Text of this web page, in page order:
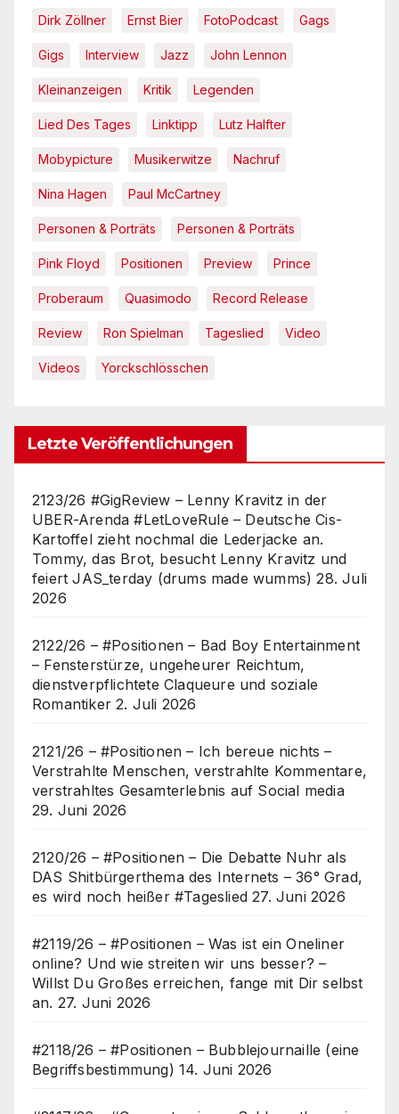
Dirk Zöllner Ernst Bier FotoPodcast Gags
Gigs Interview Jazz John Lennon
Kleinanzeigen Kritik Legenden
Lied Des Tages Linktipp Lutz Halfter
Mobypicture Musikerwitze Nachruf
Nina Hagen Paul McCartney
Personen & Porträts Personen & Porträts
Pink Floyd Positionen Preview Prince
Proberaum Quasimodo Record Release
Review Ron Spielman Tageslied Video
Videos Yorckschlösschen
Letzte Veröffentlichungen
2123/26 #GigReview – Lenny Kravitz in der
UBER-Arenda #LetLoveRule – Deutsche Cis-
Kartoffel zieht nochmal die Lederjacke an.
Tommy, das Brot, besucht Lenny Kravitz und
feiert JAS_terday (drums made wumms) 28. Juli
2026
2122/26 – #Positionen – Bad Boy Entertainment
– Fensterstürze, ungeheurer Reichtum,
dienstverpflichtete Claqueure und soziale
Romantiker 2. Juli 2026
2121/26 – #Positionen – Ich bereue nichts –
Verstrahlte Menschen, verstrahlte Kommentare,
verstrahltes Gesamterlebnis auf Social media
29. Juni 2026
2120/26 – #Positionen – Die Debatte Nuhr als
DAS Shitbürgerthema des Internets – 36° Grad,
es wird noch heißer #Tageslied 27. Juni 2026
#2119/26 – #Positionen – Was ist ein Oneliner
online? Und wie streiten wir uns besser? –
Willst Du Großes erreichen, fange mit Dir selbst
an. 27. Juni 2026
#2118/26 – #Positionen – Bubblejournaille (eine
Begriffsbestimmung) 14. Juni 2026